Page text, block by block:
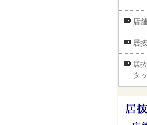
店
居
居
タ